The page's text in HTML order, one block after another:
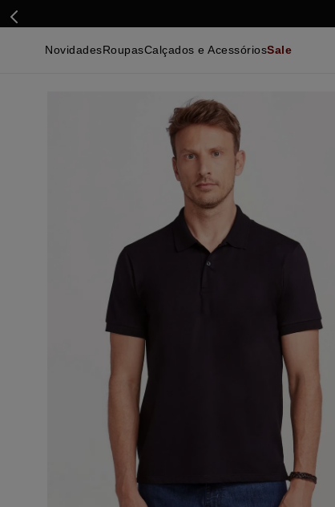
Novidades Roupas
Malhas e Casacos
Camisetas
Bermudas
Beachwear
Calçados e Acessórios
Acessórios
Ver Tudo
Sale